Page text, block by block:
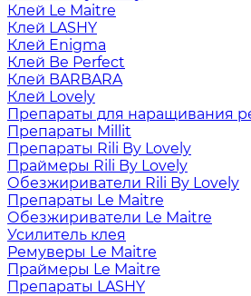
Клей Le Maitre
Клей LASHY
Клей Enigma
Клей Be Perfect
Клей BARBARA
Клей Lovely
Препараты для наращивания
Препараты Millit
Препараты Rili By Lovely
Праймеры Rili By Lovely
Обезжириватели Rili By Lovely
Препараты Le Maitre
Обезжириватели Le Maitre
Усилитель клея
Ремуверы Le Maitre
Праймеры Le Maitre
Препараты LASHY